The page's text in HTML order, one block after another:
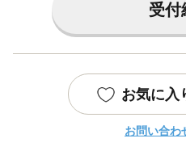
受付
お気に入
お問い合わ